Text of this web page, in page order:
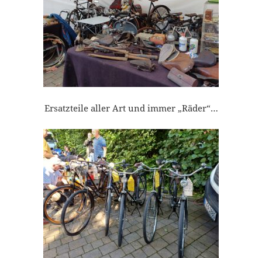
Ersatzteile aller Art und immer „Räder“…